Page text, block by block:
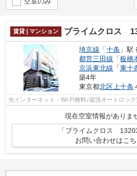
賃貸 | マンション プライムクロス
埼京線 「十条 」駅
都営三田線 「板橋
京浜東北線 「東十
築4年
東京都北区 上十条
光インターネット・Wi-Fi無料♪築浅オートロッ
現在空室情報がありま
「プライムクロス
お問い合わせはこち